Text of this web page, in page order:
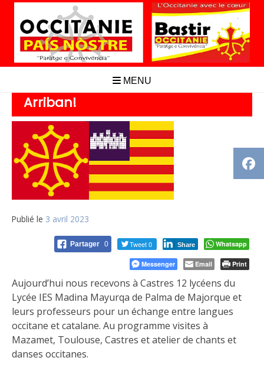
Aller
contenu
MENU
Arriban!
Publié le 3 avril 2023
Partager 0 Tweet 0 Share Whatsapp
Messenger Email Print
Aujourd’hui nous recevons à Castres 12 lycéens du
Lycée IES Madina Mayurqa de Palma de Majorque et
leurs professeurs pour un échange entre langues
occitane et catalane. Au programme visites à
Mazamet, Toulouse, Castres et atelier de chants et
danses occitanes.